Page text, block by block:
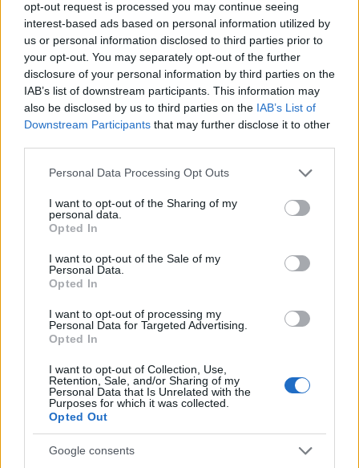
opt-out request is processed you may continue seeing
interest-based ads based on personal information utilized by
us or personal information disclosed to third parties prior to
your opt-out. You may separately opt-out of the further
disclosure of your personal information by third parties on the
IAB’s list of downstream participants. This information may
also be disclosed by us to third parties on the IAB’s List of
Downstream Participants that may further disclose it to other
Please note that this website/app uses one or more Google
not limited to your visit or usage behaviour. You may click to
grant or deny consent to Google and its third-party tags to
use your data for below specified purposes in below Google
consent section.
Personal Data Processing Opt Outs
I want to opt-out of the Sharing of my
personal data.
Opted In
I want to opt-out of the Sale of my
Personal Data.
Opted In
I want to opt-out of processing my
Personal Data for Targeted Advertising.
Opted In
I want to opt-out of Collection, Use,
Retention, Sale, and/or Sharing of my
Personal Data that Is Unrelated with the
Purposes for which it was collected.
Opted Out
Google consents
Το διαβάσαμε εδώ
Δείτε και αυτά
Εύκολες ιδέες για αρχάριους: εκλεκτικό στιλ με γήινες
αποχρώσεις στη διακόσμηση